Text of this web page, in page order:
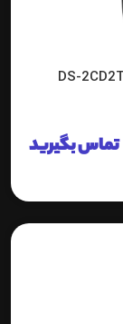
تماس بگیرید